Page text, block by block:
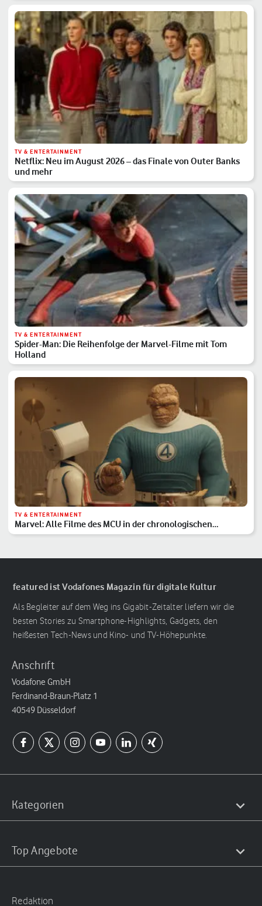
TV & ENTERTAINMENT
Netflix: Neu im August 2026 – das Finale von Outer Banks
und mehr
TV & ENTERTAINMENT
Spider-Man: Die Reihenfolge der Marvel-Filme mit Tom
Holland
TV & ENTERTAINMENT
Marvel: Alle Filme des MCU in der chronologischen
Reihenfolge
featured ist Vodafones Magazin für digitale Kultur
Als Begleiter auf dem Weg ins Gigabit-Zeitalter liefern wir die
besten Stories zu Smartphone-Highlights, Gadgets, den
heißesten Tech-News und Kino- und TV-Höhepunkte.
Anschrift
Vodafone GmbH
Ferdinand-Braun-Platz 1
40549 Düsseldorf
Kategorien
Top Angebote
Redaktion